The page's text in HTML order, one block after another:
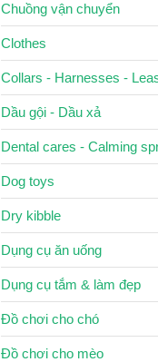
Chuồng vận chuyển
Clothes
Collars - Harnesses -
Dầu gội - Dầu xả
Dental cares - Calming
Dog toys
Dry kibble
Dụng cụ ăn uống
Dụng cụ tắm & làm đẹp
Đồ chơi cho chó
Đồ chơi cho mèo